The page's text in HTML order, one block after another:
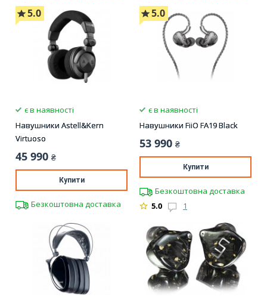
5.0
є в наявності
Навушники Astell&Kern
Virtuoso
45 990 ₴
Купити
Безкоштовна доставка
5.0
є в наявності
Навушники FiiO FA19 Black
53 990 ₴
Купити
Безкоштовна доставка
5.0
1